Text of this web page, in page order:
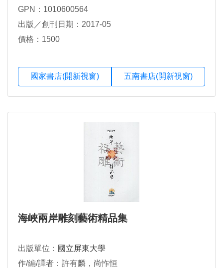
GPN：1010600564
出版／創刊日期：2017-05
價格：1500
國家書店(開新視窗) 五南書店(開新視窗)
海峽兩岸雕刻藝術精品集
出版單位： 國立屏東大學
作/編/譯者：許有麟，尚怍恒